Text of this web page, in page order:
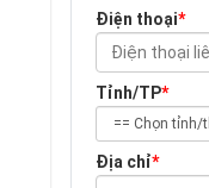
Điện thoại*
Tỉnh/TP*
Địa chỉ*